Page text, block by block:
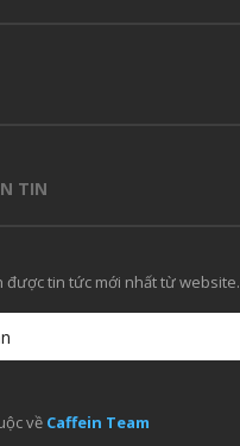
TIN
được tin tức mới nhất từ website.
về Caffein Team